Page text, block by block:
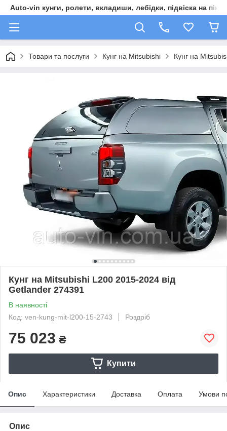
Auto-vin кунги, ролети, вкладиши, лебідки, підвіска на пікап
Товари та послуги Кунг на Mitsubishi Кунг на
Кунг на Mitsubishi L200 2015-2024 від
Getlander 274391
В наявності
Код: ven-kung-mit-l200-15-2743
Роздріб
75 023 ₴
Купити
Опис Характеристики Доставка Оплата Умови
Опис